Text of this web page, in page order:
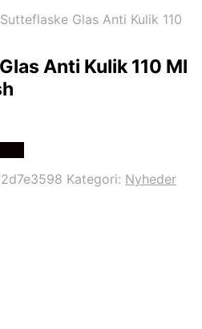
Glas Anti Kulik 110
Anti Kulik 110 Ml
Kategori: Nyheder